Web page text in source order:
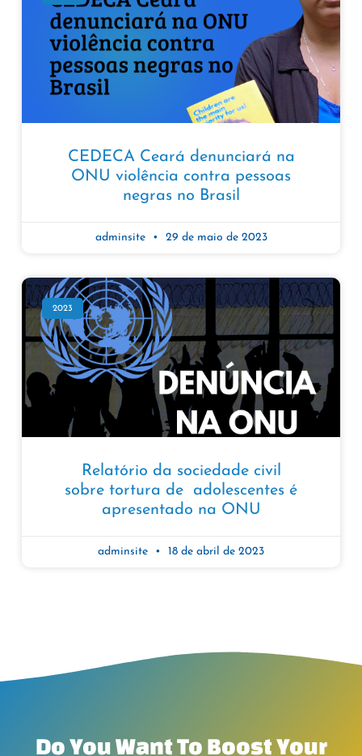
CEDECA Ceará denunciará na
ONU violência contra pessoas
negras no Brasil
adminsite 29 de maio de 2023
2023
Relatório da sociedade civil
sobre tortura de adolescentes é
apresentado na ONU
adminsite 18 de abril de 2023
Do You Want To Boost Your